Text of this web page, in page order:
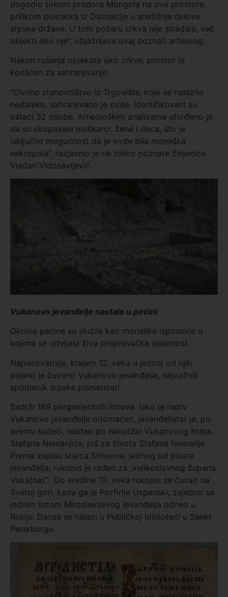
dogodio tokom prodora Mongola na ove prostore,
prilikom povratka iz Dalmacije u središnje delove
srpske države. U tom požaru crkva nije stradala, već
objekti oko nje”, objažnjava ovaj poznati arheolog.
Nakon rušenja objekata oko crkve, prostor je
korišćen za sahranjivanje.
“Civilno stanovništvo iz Trgovišta, koje se nalazilo
nedaleko, sahranjivano je ovde. Identifikovani su
ostaci 32 osobe. Arheološkim analizama utvrđeno je
da su ukopavani muškarci, žene i deca, što je
isključilo mogućnost da je ovde bila monaška
nekropola”, razjasnio je ne toliko poznate činjenice
Vladan Vidosavljević.
Vukanovo jevanđelje nastalo u pećini
Okolne pećine su služile kao monaške isposnice u
kojima se odvijala živa prepisivačka delatnost.
Najverovatnije, krajem 12. veka u jednoj od njih
pisano je čuveno Vukanovo jevanđelje, najvažniji
spomenik srpske pismenosti.
Sadrži 189 pergamentnih listova. Iako je naziv
Vukanovo jevanđelje odomaćen, jevanđelistar je, po
svemu sudeći, nastao po narudžbi Vukanovog brata,
Stefana Nemanjića, još za života Stefana Nemanje.
Prema zapisu starca Simeona, jednog od pisara
jevanđelja, rukopis je rađen za „velikoslavnog župana
Vuka(na)“. Do sredine 19. veka rukopis se čuvao na
Svetoj gori, kada ga je Porfirije Uspenski, zajedno sa
jednim listom Miroslavljevog jevanđelja odneo u
Rusiju. Danas se nalazi u Publičkoj biblioteci u Sankt
Peterburgu.